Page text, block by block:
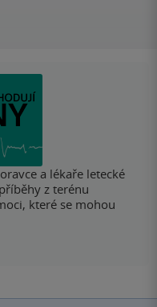
a lékaře letecké
z terénu
které se mohou